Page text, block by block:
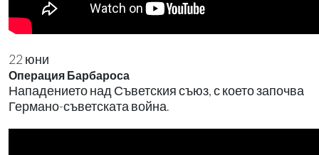
22 юни
Операция Барбароса
Нападението над Съветския съюз, с което започва
Германо-съветската война.